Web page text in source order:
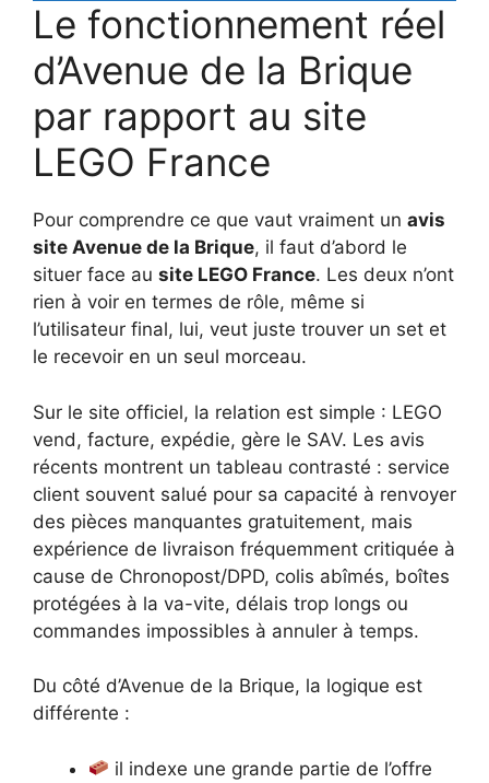
Le fonctionnement réel
d’Avenue de la Brique
par rapport au site
LEGO France
Pour comprendre ce que vaut vraiment un avis
site Avenue de la Brique, il faut d’abord le
situer face au site LEGO France. Les deux n’ont
rien à voir en termes de rôle, même si
l’utilisateur final, lui, veut juste trouver un set et
le recevoir en un seul morceau.
Sur le site officiel, la relation est simple : LEGO
vend, facture, expédie, gère le SAV. Les avis
récents montrent un tableau contrasté : service
client souvent salué pour sa capacité à renvoyer
des pièces manquantes gratuitement, mais
expérience de livraison fréquemment critiquée à
cause de Chronopost/DPD, colis abîmés, boîtes
protégées à la va-vite, délais trop longs ou
commandes impossibles à annuler à temps.
Du côté d’Avenue de la Brique, la logique est
différente :
il indexe une grande partie de l’offre